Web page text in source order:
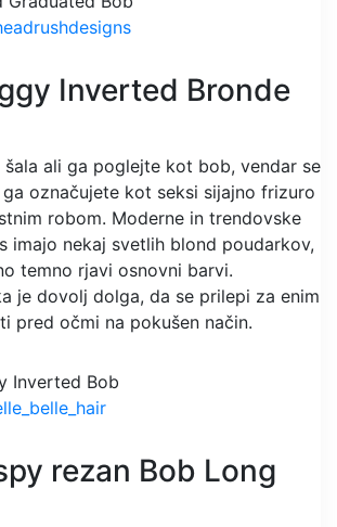
Inverted Bronde
ali ga poglejte kot bob, vendar se
označujete kot seksi sijajno frizuro
robom. Moderne in trendovske
imajo nekaj svetlih blond poudarkov,
temno rjavi osnovni barvi.
je dovolj dolga, da se prilepi za enim
pred očmi na pokušen način.
rezan Bob Long